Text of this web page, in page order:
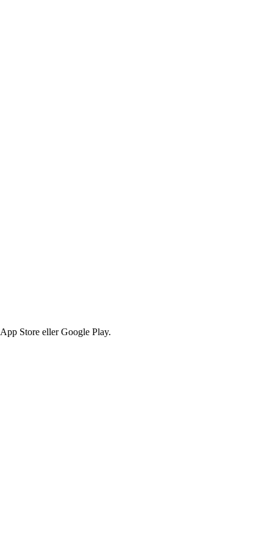
Store eller Google Play.